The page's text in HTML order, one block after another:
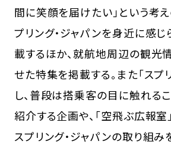
間に笑顔を届けたい」という考
プリング・ジャパンを身近に感
載するほか、就航地周辺の観光
せた特集を掲載する。また「スプ
し、普段は搭乗客の目に触れる
紹介する企画や、「空飛ぶ広報室
スプリング・ジャパンの取り組